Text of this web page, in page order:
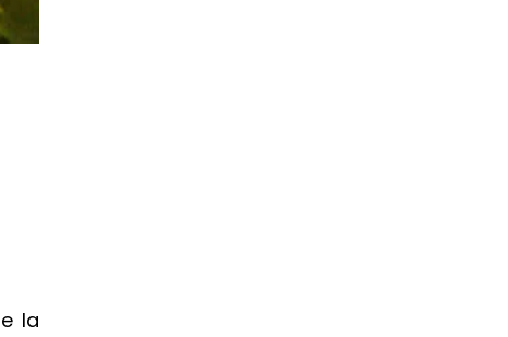
la